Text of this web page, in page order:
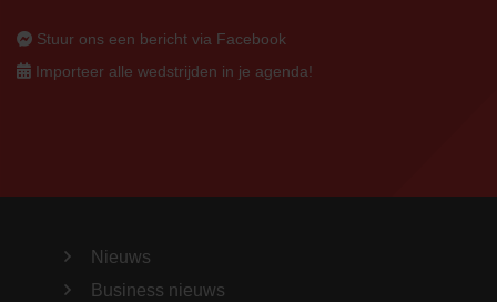
Stuur ons een bericht via Facebook
Importeer alle wedstrijden in je agenda!
Nieuws
Business nieuws